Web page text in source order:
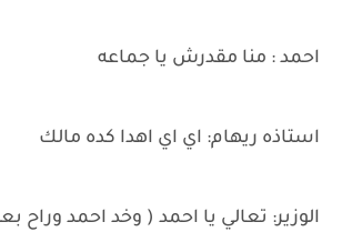
احمد : منا مقدرش يا جماعه
استاذه ريهام: اي اي اهدا كده مالك
الوزير: تعالي يا احمد ( وخد احمد وراح